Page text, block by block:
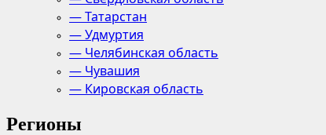
— Татарстан
— Удмуртия
— Челябинская область
— Чувашия
— Кировская область
Регионы